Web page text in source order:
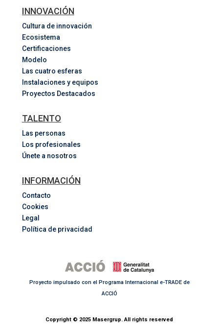
INNOVACIÓN
Cultura de innovación
Ecosistema
Certificaciones
Modelo
Las cuatro esferas
Instalaciones y equipos
Proyectos Destacados
TALENTO
Las personas
Los profesionales
Únete a nosotros
INFORMACIÓN
Contacto
Cookies
Legal
Política de privacidad
Proyecto impulsado con el Programa Internacional e-TRADE de
ACCIÓ
Copyright © 2025 Masergrup. All rights reserved